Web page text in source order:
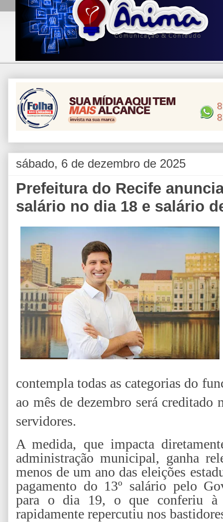
sábado, 6 de dezembro de 2025
Prefeitura do Recife
salário no dia 18 e salário
contempla todas as categorias do
ao mês de dezembro será
servidores.
A medida, que impacta
administração municipal, ganha
menos de um ano das eleições
pagamento do 13º salário pelo
para o dia 19, o que conferiu
rapidamente repercutiu nos